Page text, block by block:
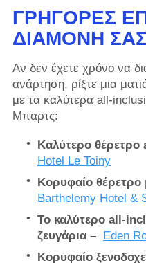
ΓΡΉΓΟΡΕΣ
ΔΙΑΜΟΝΉ ΣΑΣ
Αν δεν έχετε χρόνο να
ανάρτηση, ρίξτε μια
με τα καλύτερα all-
Μπαρτς:
Καλύτερο
Hotel Le Toiny
Κορυφαίο θέρετρο
Barthelemy Hotel &
Το καλύτερο all-
ζευγάρια – Eden
Κορυφαίο